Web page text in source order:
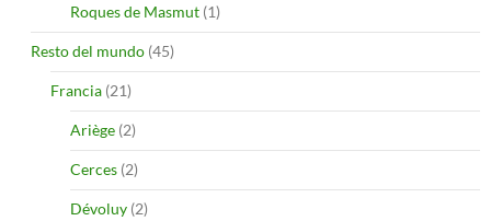
Roques de Masmut (1)
Resto del mundo (45)
Francia (21)
Ariège (2)
Cerces (2)
Dévoluy (2)